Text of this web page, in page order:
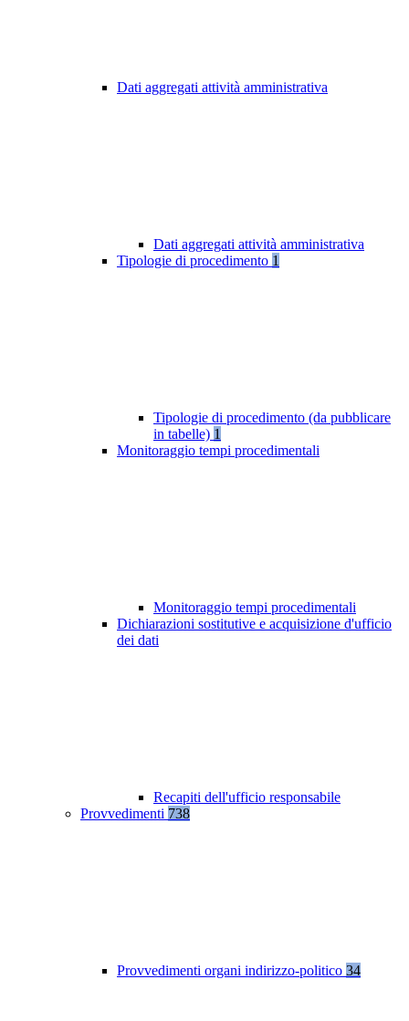
Dati aggregati attività amministrativa
Dati aggregati attività amministrativa
Tipologie di procedimento 1
Tipologie di procedimento (da pubblicare
in tabelle) 1
Monitoraggio tempi procedimentali
Monitoraggio tempi procedimentali
Dichiarazioni sostitutive e acquisizione d'ufficio
dei dati
Recapiti dell'ufficio responsabile
Provvedimenti 738
Provvedimenti organi indirizzo-politico 34